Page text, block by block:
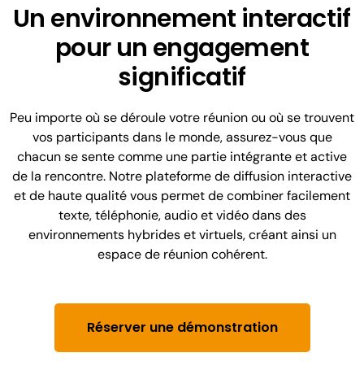
Un environnement interactif
pour un engagement
significatif
Peu importe où se déroule votre réunion ou où se trouvent
vos participants dans le monde, assurez-vous que
chacun se sente comme une partie intégrante et active
de la rencontre. Notre plateforme de diffusion interactive
et de haute qualité vous permet de combiner facilement
texte, téléphonie, audio et vidéo dans des
environnements hybrides et virtuels, créant ainsi un
espace de réunion cohérent.
Réserver une démonstration